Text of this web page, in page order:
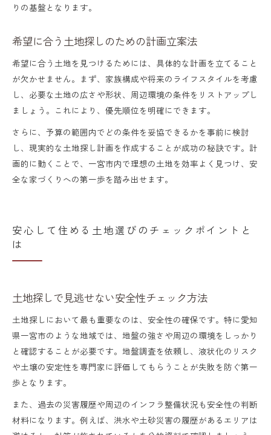
りの基盤となります。
希望に合う土地探しのための計画立案法
希望に合う土地を見つけるためには、具体的な計画を立てること
が欠かせません。まず、家族構成や将来のライフスタイルを考慮
し、必要な土地の広さや形状、周辺環境の条件をリストアップし
ましょう。これにより、優先順位を明確にできます。
さらに、予算の範囲内でどの条件を妥協できるかを事前に検討
し、現実的な土地探し計画を作成することが成功の秘訣です。計
画的に動くことで、一宮市内で理想の土地を効率よく見つけ、安
全な家づくりへの第一歩を踏み出せます。
安心して住める土地選びのチェックポイントと
は
土地探しで見逃せない安全性チェック方法
土地探しにおいて最も重要なのは、安全性の確保です。特に愛知
県一宮市のような地域では、地盤の強さや周辺の環境をしっかり
と確認することが必要です。地盤調査を依頼し、液状化のリスク
や土壌の安定性を専門家に評価してもらうことが失敗を防ぐ第一
歩となります。
また、過去の災害履歴や周辺のインフラ整備状況も安全性の判断
材料になります。例えば、洪水や土砂災害の履歴があるエリアは